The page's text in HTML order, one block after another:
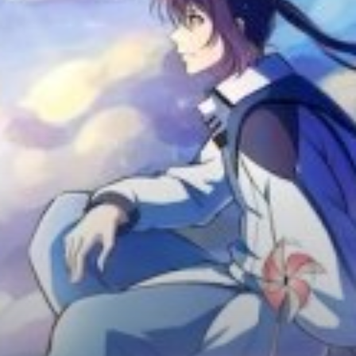
Gia Đình
Hào Môn Thế Gia
Sảng Văn
Xuyên Không
Tiểu Thuyết
Đoản Văn